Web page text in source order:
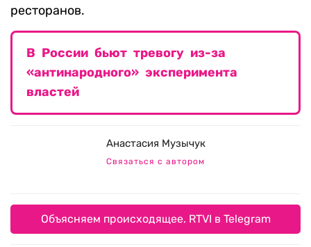
ресторанов.
В России бьют тревогу из-за
«антинародного» эксперимента
властей
Анастасия Музычук
Связаться с автором
Объясняем происходящее. RTVI в Telegram